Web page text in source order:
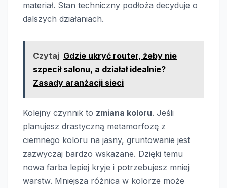
materiał. Stan techniczny podłoża decyduje o
dalszych działaniach.
Czytaj Gdzie ukryć router, żeby nie
szpecił salonu, a działał idealnie?
Zasady aranżacji sieci
Kolejny czynnik to zmiana koloru. Jeśli
planujesz drastyczną metamorfozę z
ciemnego koloru na jasny, gruntowanie jest
zazwyczaj bardzo wskazane. Dzięki temu
nowa farba lepiej kryje i potrzebujesz mniej
warstw. Mniejsza różnica w kolorze może